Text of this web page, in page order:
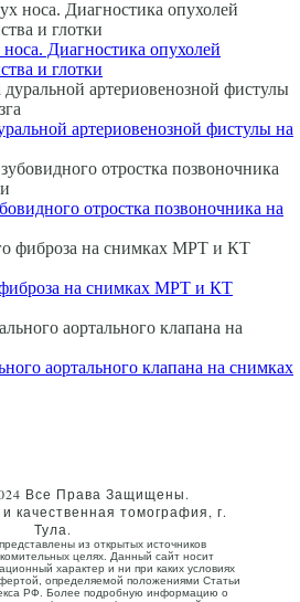
Диагностика опухолей
и глотки
артериовенозной фистулы на
отростка позвоночника на
фиброза на снимках МРТ и КТ
аортального клапана на снимках
Все Права Защищены.
качественная томография, г.
Тула.
из открытых источников
целях. Данный сайт носит
характер и ни при каких условиях
определяемой положениями Статьи
РФ. Более подробную информацию о